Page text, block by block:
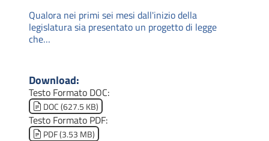
Qualora nei primi sei mesi dall'inizio della
legislatura sia presentato un progetto di legge
che…
Download:
Testo Formato DOC:
Document
DOC (627.5 KB)
Testo Formato PDF:
Document
PDF (3.53 MB)